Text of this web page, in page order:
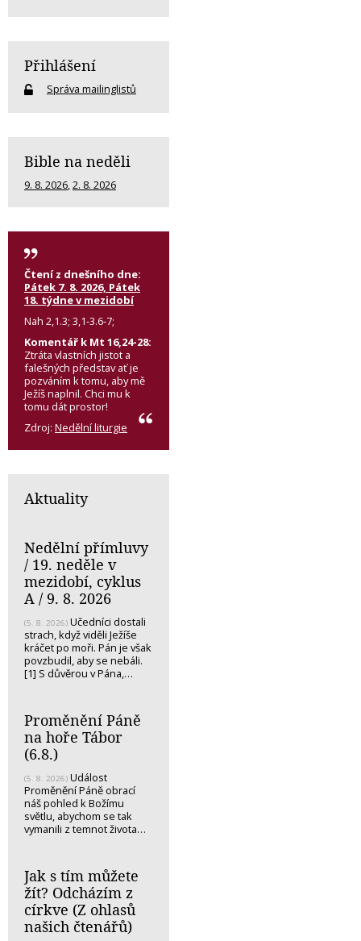
Přihlášení
Správa mailinglistů
Bible na neděli
9. 8. 2026,2. 8. 2026
Čtení z dnešního dne:
Pátek 7. 8. 2026, Pátek
18. týdne v mezidobí
Nah 2,1.3; 3,1-3.6-7;
Komentář k Mt 16,24-28:
Ztráta vlastních jistot a
falešných představ ať je
pozváním k tomu, aby mě
Ježíš naplnil. Chci mu k
tomu dát prostor!
Zdroj: Nedělní liturgie
Aktuality
Nedělní přímluvy
/ 19. neděle v
mezidobí, cyklus
A / 9. 8. 2026
(5. 8. 2026) Učedníci dostali
strach, když viděli Ježíše
kráčet po moři. Pán je však
povzbudil, aby se nebáli.
[1] S důvěrou v Pána,…
Proměnění Páně
na hoře Tábor
(6.8.)
(5. 8. 2026) Událost
Proměnění Páně obrací
náš pohled k Božímu
světlu, abychom se tak
vymanili z temnot života…
Jak s tím můžete
žít? Odcházím z
církve (Z ohlasů
našich čtenářů)